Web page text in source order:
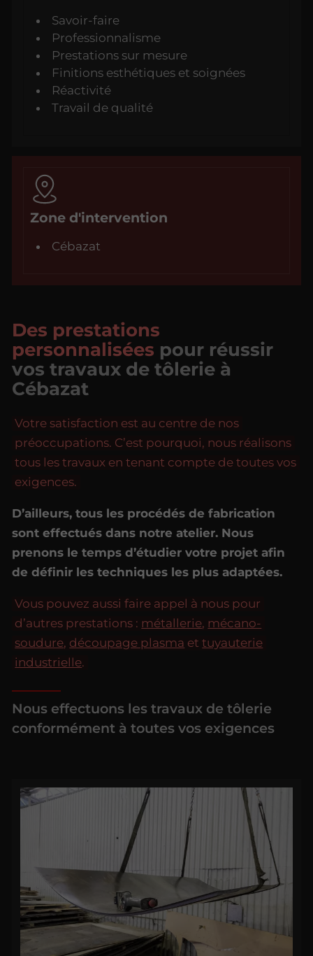
Savoir-faire
Professionnalisme
Prestations sur mesure
Finitions esthétiques et soignées
Réactivité
Travail de qualité
Zone d'intervention
Cébazat
Des prestations
personnalisées pour réussir
vos travaux de tôlerie à
Cébazat
Votre satisfaction est au centre de nos
préoccupations. C’est pourquoi, nous réalisons
tous les travaux en tenant compte de toutes vos
exigences.
D’ailleurs, tous les procédés de fabrication
sont effectués dans notre atelier. Nous
prenons le temps d’étudier votre projet afin
de définir les techniques les plus adaptées.
Vous pouvez aussi faire appel à nous pour
d’autres prestations : métallerie, mécano-
soudure, découpage plasma ettuyauterie
industrielle.
Nous effectuons les travaux de tôlerie
conformément à toutes vos exigences